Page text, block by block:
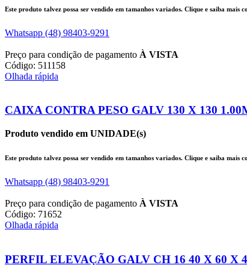
Este produto talvez possa ser vendido em tamanhos variados. Clique e saiba mais
Whatsapp (48) 98403-9291
Preço para condição de pagamento À VISTA
Código: 511158
Olhada rápida
CAIXA CONTRA PESO GALV 130 X 130
Produto vendido em UNIDADE(s)
Este produto talvez possa ser vendido em tamanhos variados. Clique e saiba mais
Whatsapp (48) 98403-9291
Preço para condição de pagamento À VISTA
Código: 71652
Olhada rápida
PERFIL ELEVAÇÃO GALV CH 16 40 X 60 X